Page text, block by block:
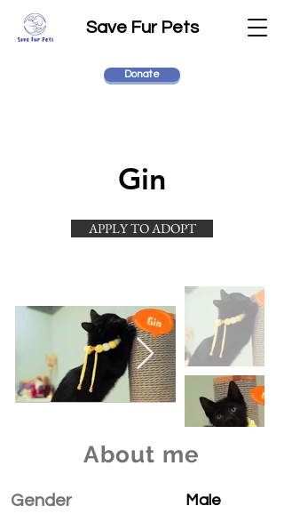
Save Fur Pets
Donate
Gin
APPLY TO ADOPT
About me
Gender Male